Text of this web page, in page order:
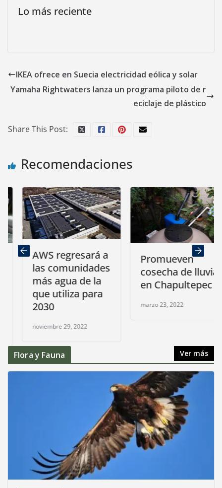
Lo más reciente
IKEA ofrece en Suecia electricidad eólica y solar
Yamaha Rightwaters lanza un programa piloto de r
eciclaje de plástico
Share This Post:
Recomendaciones
AWS regresará a
las comunidades
más agua de la
que utiliza para
2030
noviembre 29, 2022
Promueven
cosecha de lluvia
en Chapultepec
marzo 23, 2022
Flora y Fauna Ver más